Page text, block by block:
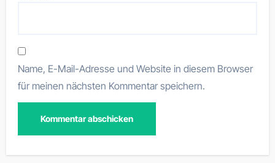
Name, E-Mail-Adresse und Website in diesem Browser
für meinen nächsten Kommentar speichern.